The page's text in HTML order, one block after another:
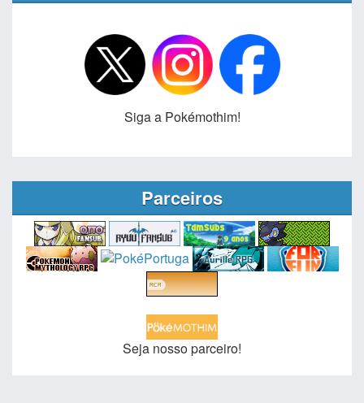
Siga a Pokémothim!
Parceiros
Seja nosso parceiro!